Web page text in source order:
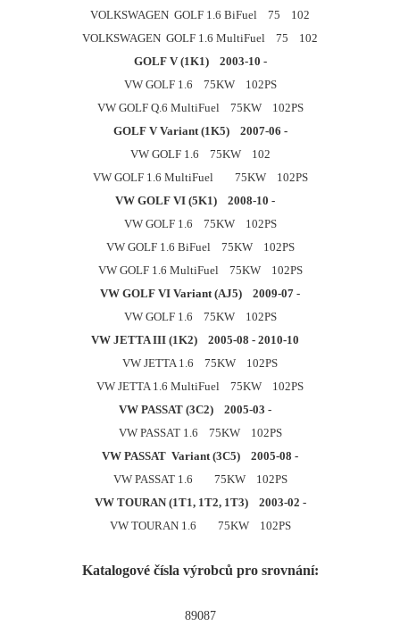
VOLKSWAGEN GOLF 1.6 BiFuel 75 102
VOLKSWAGEN GOLF 1.6 MultiFuel 75 102
GOLF V (1K1) 2003-10 -
VW GOLF 1.6 75KW 102PS
VW GOLF Q.6 MultiFuel 75KW 102PS
GOLF V Variant (1K5) 2007-06 -
VW GOLF 1.6 75KW 102
VW GOLF 1.6 MultiFuel 75KW 102PS
VW GOLF VI (5K1) 2008-10 -
VW GOLF 1.6 75KW 102PS
VW GOLF 1.6 BiFuel 75KW 102PS
VW GOLF 1.6 MultiFuel 75KW 102PS
VW GOLF VI Variant (AJ5) 2009-07 -
VW GOLF 1.6 75KW 102PS
VW JETTA III (1K2) 2005-08 - 2010-10
VW JETTA 1.6 75KW 102PS
VW JETTA 1.6 MultiFuel 75KW 102PS
VW PASSAT (3C2) 2005-03 -
VW PASSAT 1.6 75KW 102PS
VW PASSAT Variant (3C5) 2005-08 -
VW PASSAT 1.6 75KW 102PS
VW TOURAN (1T1, 1T2, 1T3) 2003-02 -
VW TOURAN 1.6 75KW 102PS
Katalogové čísla výrobců pro srovnání:
89087